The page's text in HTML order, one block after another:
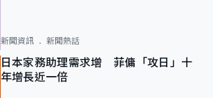
新聞資訊 新聞熱話
日本家務助理需求增 菲傭「攻日」十
年增長近一倍